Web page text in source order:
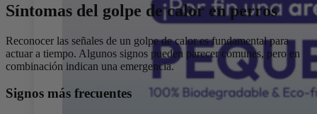
Síntomas del golpe de calor en perros
Reconocer las señales de un golpe de calor es fundamental para
actuar a tiempo. Algunos signos pueden parecer comunes, pero en
combinación indican una emergencia.
Signos más frecuentes